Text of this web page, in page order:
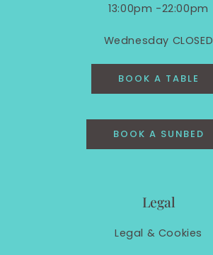
13:00pm -22:00pm
Wednesday CLOSED
BOOK A TABLE
BOOK A SUNBED
Legal
Legal & Cookies